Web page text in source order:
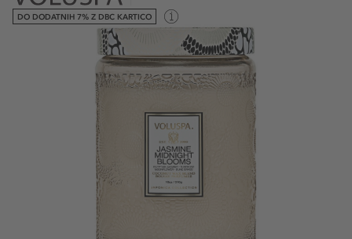
DO DODATNIH 7% Z DBC KARTICO